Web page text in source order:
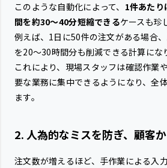
このような自動化によって、 1件あた
間を約30〜40分短縮できるケースも珍
例えば、1日に50件の注文がある場合
を20〜30時間分も削減できる計算にな
これにより、現場スタッフは確認作業
要な業務に集中できるようになり、全
ます。
2. 人為的なミスを防ぎ、顧客
注文数が増えるほど、手作業による入